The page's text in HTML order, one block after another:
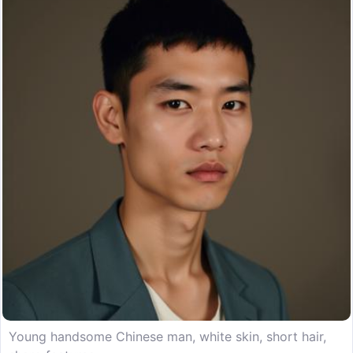
Young handsome Chinese man, white skin, short hair,